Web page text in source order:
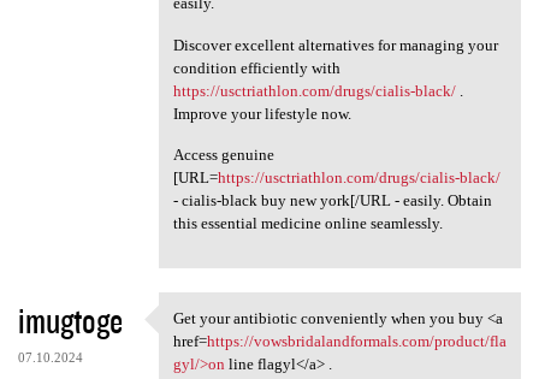
Discover excellent alternatives for managing your
condition efficiently with
https://usctriathlon.com/drugs/cialis-black/.
Improve your lifestyle now.
Access genuine
[URL=https://usctriathlon.com/drugs/cialis-black/
- cialis-black buy new york[/URL - easily. Obtain
this essential medicine online seamlessly.
imugtoge
07.10.2024
Get your antibiotic
Get your antibiotic conveniently when you buy <a
href=https://vowsbridalandformals.com/product/fla
gyl/>on line flagyl</a> .